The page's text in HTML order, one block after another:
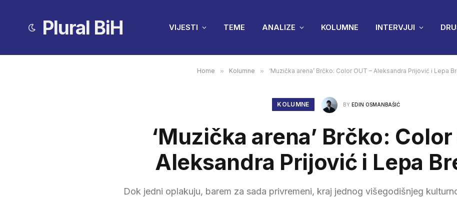
Plural BiH VIJESTI TEME ANALIZE KOLUMNE INTERVJUI
Home » Kolumne » ‘Muzička arena’ Brčko: Color OUT – Aleksandra Prijović i Lepa
KOLUMNE BY EDIN OSMANBAŠIĆ
‘Muzička arena’ Brčko: Color
Aleksandra Prijović i Lepa
Dok jedni oplakuju, barem za sada privremeni, kraj jednog višegodišnjeg